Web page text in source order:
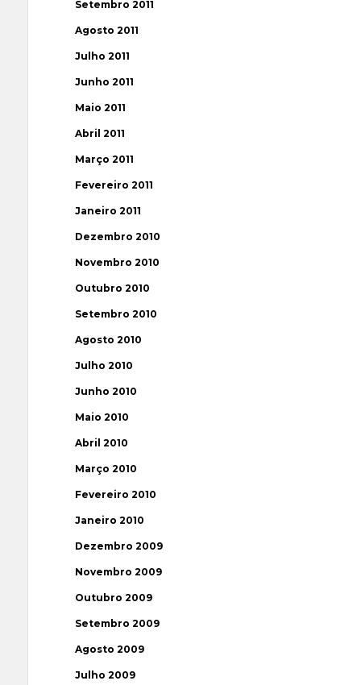
Setembro 2011
Agosto 2011
Julho 2011
Junho 2011
Maio 2011
Abril 2011
Março 2011
Fevereiro 2011
Janeiro 2011
Dezembro 2010
Novembro 2010
Outubro 2010
Setembro 2010
Agosto 2010
Julho 2010
Junho 2010
Maio 2010
Abril 2010
Março 2010
Fevereiro 2010
Janeiro 2010
Dezembro 2009
Novembro 2009
Outubro 2009
Setembro 2009
Agosto 2009
Julho 2009